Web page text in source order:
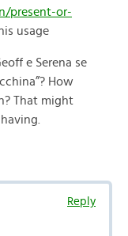
present-or-
usage
e Serena se
How
That might
Reply